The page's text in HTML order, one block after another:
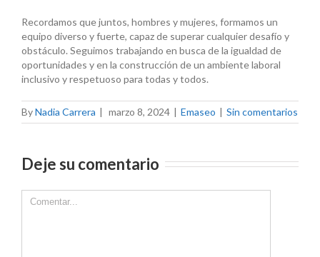
Recordamos que juntos, hombres y mujeres, formamos un
equipo diverso y fuerte, capaz de superar cualquier desafío y
obstáculo. Seguimos trabajando en busca de la igualdad de
oportunidades y en la construcción de un ambiente laboral
inclusivo y respetuoso para todas y todos.
ByNadia Carrera | marzo 8, 2024 | Emaseo | Sin comentarios
Deje su comentario
Comment